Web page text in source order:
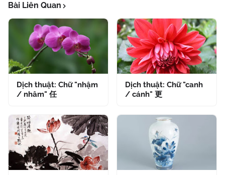
Bài Liên Quan
Dịch thuật: Chữ "nhậm
/ nhâm" 任
Dịch thuật: Chữ "canh
/ cánh" 更